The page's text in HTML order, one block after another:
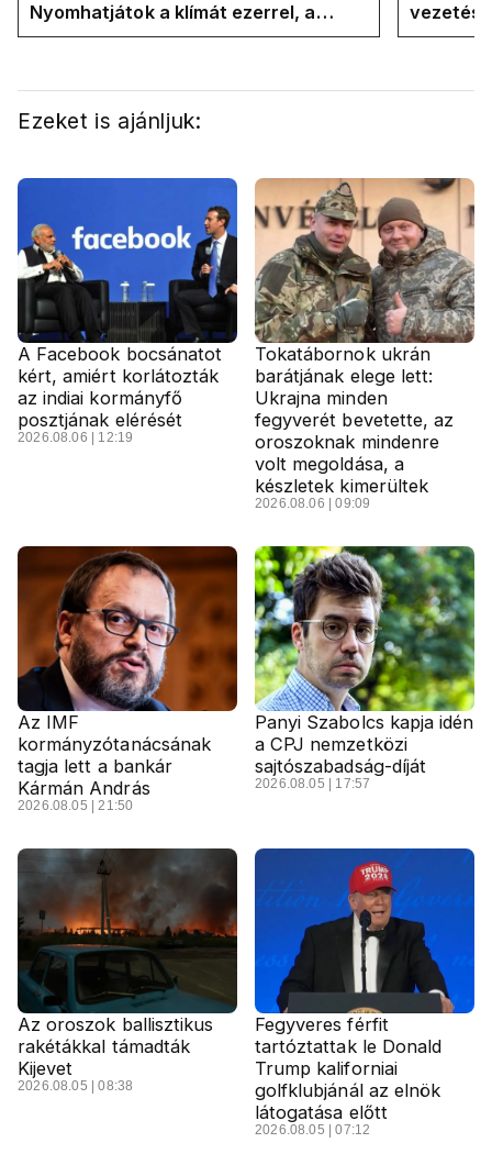
Nyomhatjátok a klímát ezerrel, a
hűtőket letekerhetitek, vége az
Ezeket is ajánljuk:
A Facebook bocsánatot
kért, amiért korlátozták
az indiai kormányfő
posztjának elérését
2026.08.06 | 12:19
Tokatábornok ukrán
barátjának elege lett:
Ukrajna minden
fegyverét bevetette, az
oroszoknak mindenre
volt megoldása, a
készletek kimerültek
2026.08.06 | 09:09
Az IMF
kormányzótanácsának
tagja lett a bankár
Kármán András
2026.08.05 | 21:50
Panyi Szabolcs kapja idén
a CPJ nemzetközi
sajtószabadság-díját
2026.08.05 | 17:57
Az oroszok ballisztikus
rakétákkal támadták
Kijevet
2026.08.05 | 08:38
Fegyveres férfit
tartóztattak le Donald
Trump kaliforniai
golfklubjánál az elnök
látogatása előtt
2026.08.05 | 07:12